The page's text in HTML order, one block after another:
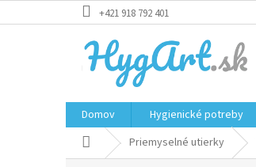
na
+421 918 792 401
Domov Hygienické potreby
DomovPriemyselné utierky